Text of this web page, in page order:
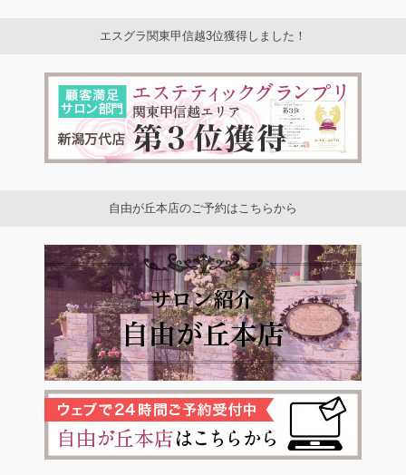
エスグラ関東甲信越3位獲得しました！
自由が丘本店のご予約はこちらから